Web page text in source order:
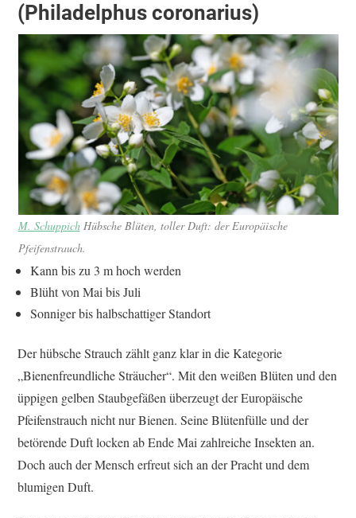
(Philadelphus coronarius)
M. SchuppichHübsche Blüten, toller Duft: der Europäische
Pfeifenstrauch.
Kann bis zu 3 m hoch werden
Blüht von Mai bis Juli
Sonniger bis halbschattiger Standort
Der hübsche Strauch zählt ganz klar in die Kategorie
„Bienenfreundliche Sträucher“. Mit den weißen Blüten und den
üppigen gelben Staubgefäßen überzeugt der Europäische
Pfeifenstrauch nicht nur Bienen. Seine Blütenfülle und der
betörende Duft locken ab Ende Mai zahlreiche Insekten an.
Doch auch der Mensch erfreut sich an der Pracht und dem
blumigen Duft.